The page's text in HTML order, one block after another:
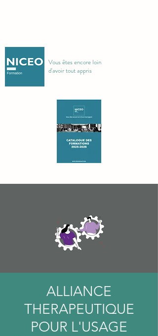
Vous êtes encore loin
d'avoir tout appris
ALLIANCE
THERAPEUTIQUE
POUR L'USAGE